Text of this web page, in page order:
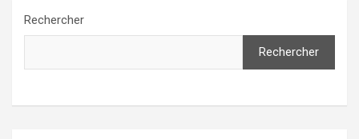
Rechercher
Rechercher